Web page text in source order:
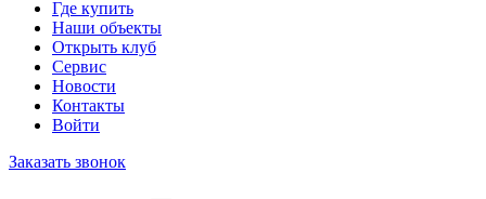
Где купить
Наши объекты
Открыть клуб
Сервис
Новости
Контакты
Войти
Заказать звонок